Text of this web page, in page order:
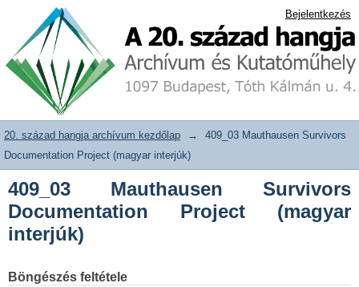
409_03 Mauthausen Survivors
Documentation Project (magyar
interjúk)
20. század hangja archívum adattár Bejelentkezés
20. század hangja archívum kezdőlap →
409_03 Mauthausen Survivors
Documentation Project (magyar interjúk)
409_03 Mauthausen Survivors
Documentation Project (magyar
interjúk)
Böngészés feltétele